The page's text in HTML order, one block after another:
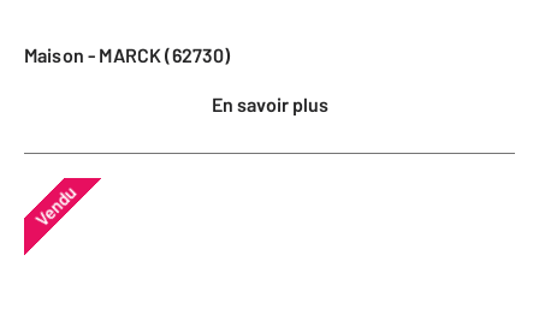
Maison - MARCK (62730)
En savoir plus
Vendu